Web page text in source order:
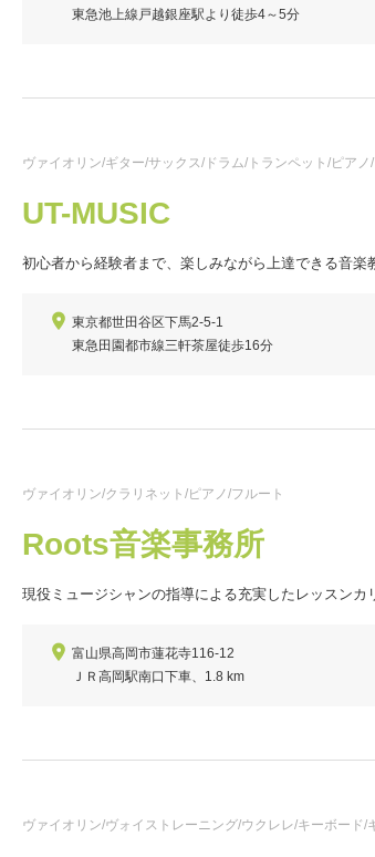
東急池上線戸越銀座駅より徒歩4～5分
ヴァイオリン/ギター/サックス/ドラム/トランペット/ピア
UT-MUSIC
初心者から経験者まで、楽しみながら上達できる音楽
東京都世田谷区下馬2-5-1
東急田園都市線三軒茶屋徒歩16分
ヴァイオリン/クラリネット/ピアノ/フルート
Roots音楽事務所
現役ミュージシャンの指導による充実したレッスンカ
富山県高岡市蓮花寺116-12
ＪＲ高岡駅南口下車、1.8 km
ヴァイオリン/ヴォイストレーニング/ウクレレ/キーボード